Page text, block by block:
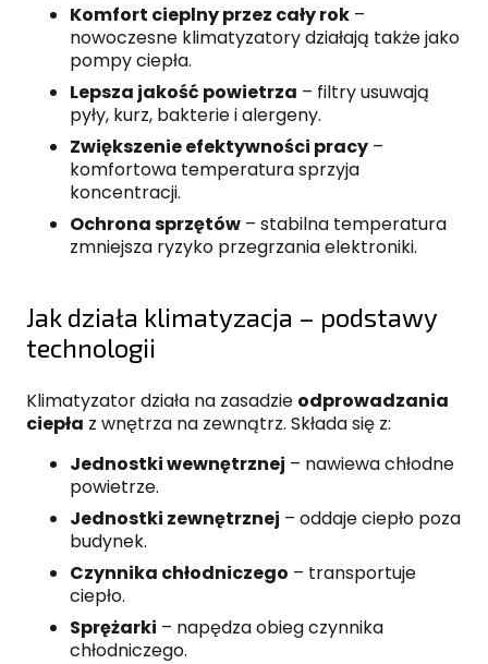
Komfort cieplny przez cały rok –
nowoczesne klimatyzatory działają także jako
pompy ciepła.
Lepsza jakość powietrza – filtry usuwają
pyły, kurz, bakterie i alergeny.
Zwiększenie efektywności pracy –
komfortowa temperatura sprzyja
koncentracji.
Ochrona sprzętów – stabilna temperatura
zmniejsza ryzyko przegrzania elektroniki.
Jak działa klimatyzacja – podstawy
technologii
Klimatyzator działa na zasadzie odprowadzania
ciepła z wnętrza na zewnątrz. Składa się z:
Jednostki wewnętrznej – nawiewa chłodne
powietrze.
Jednostki zewnętrznej – oddaje ciepło poza
budynek.
Czynnika chłodniczego – transportuje
ciepło.
Sprężarki – napędza obieg czynnika
chłodniczego.